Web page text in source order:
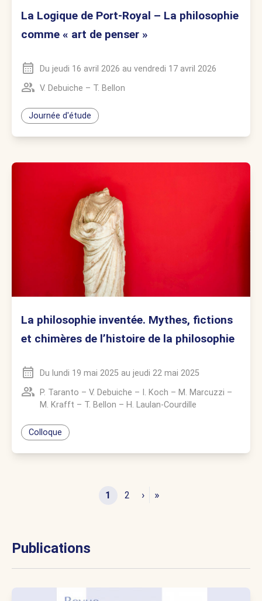
La Logique de Port-Royal – La philosophie
comme « art de penser »
Du jeudi 16 avril 2026 au vendredi 17 avril 2026
V. Debuiche – T. Bellon
Journée d'étude
La philosophie inventée. Mythes, fictions
et chimères de l’histoire de la philosophie
Du lundi 19 mai 2025 au jeudi 22 mai 2025
P. Taranto – V. Debuiche – I. Koch – M. Marcuzzi –
M. Krafft – T. Bellon – H. Laulan-Courdille
Colloque
1 2 › »
Publications